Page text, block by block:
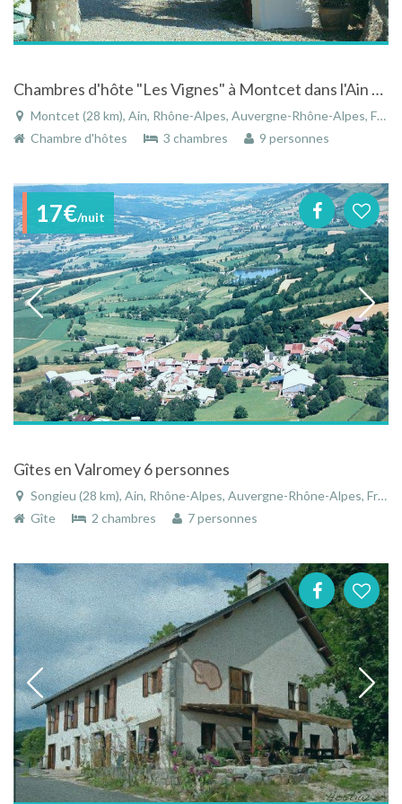
Chambres d'hôte "Les Vignes" à Montcet dans l'Ain avec piscine, plan d'eau et terrain arboré
Montcet (28 km), Ain, Rhône-Alpes, Auvergne-Rhône-Alpes, France
Chambre d'hôtes
3 chambres 9 personnes
17€/nuit
Gîtes en Valromey 6 personnes
Songieu (28 km), Ain, Rhône-Alpes, Auvergne-Rhône-Alpes, France
Gîte
2 chambres 7 personnes